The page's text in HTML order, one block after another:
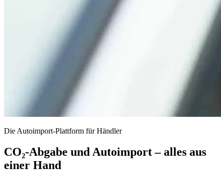
Die Autoimport-Plattform für Händler
CO₂-Abgabe und Autoimport – alles aus
einer Hand